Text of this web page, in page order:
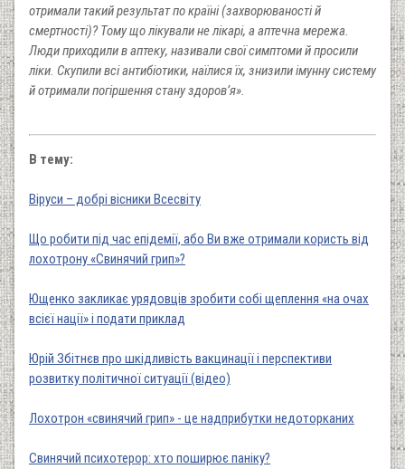
отримали такий результат по країні (захворюваності й
смертності)? Тому що лікували не лікарі, а аптечна мережа.
Люди приходили в аптеку, називали свої симптоми й просили
ліки. Скупили всі антибіотики, наїлися їх, знизили імунну систему
й отримали погіршення стану здоров’я».
В тему:
Віруси – добрі вісники Всесвіту
Що робити під час епідемії, або Ви вже отримали користь від
лохотрону «Свинячий грип»?
Ющенко закликає урядовців зробити собі щеплення «на очах
всієї нації» і подати приклад
Юрій Збітнєв про шкідливість вакцинації і перспективи
розвитку політичної ситуації (відео)
Лохотрон «свинячий грип» - це надприбутки недоторканих
Свинячий психотерор: хто поширює паніку?